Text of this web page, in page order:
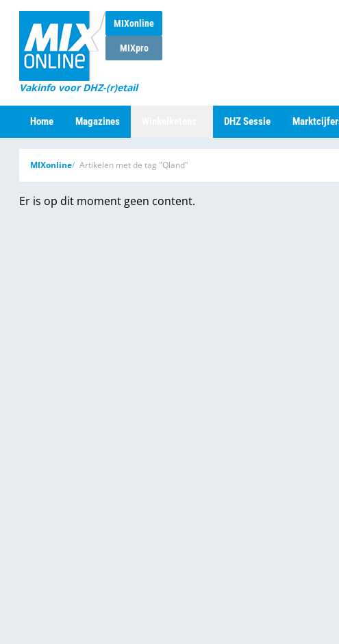
MIXonline
MIXpro
Vakinfo voor DHZ-(r)etail
Home Magazines DHZ Sessie
MIXonline Artikelen met de tag "Qland"
Er is op dit moment geen content.